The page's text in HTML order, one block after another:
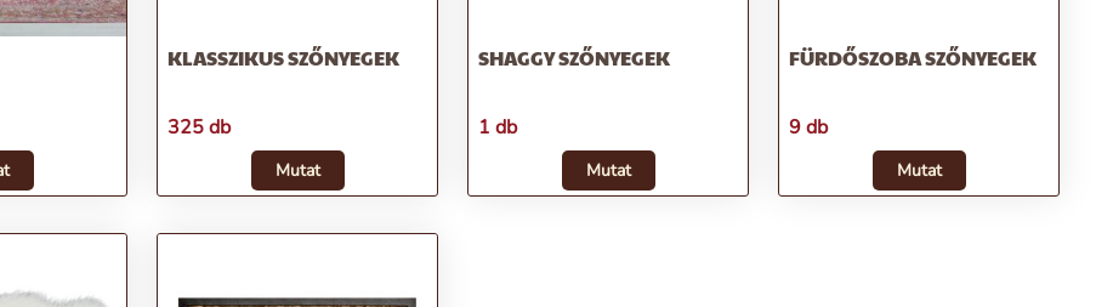
KLASSZIKUS SZŐNYEGEK
325 db
Mutat
SHAGGY SZŐNYEGEK
1 db
Mutat
FÜRDŐSZOBA SZŐNYEGEK
9 db
Mutat